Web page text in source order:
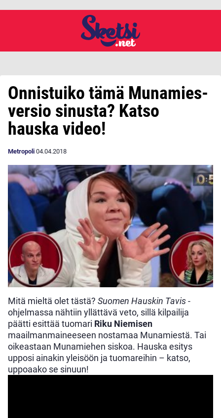
Onnistuiko tämä Munamies-
versio sinusta? Katso
hauska video!
Metropoli 04.04.2018
Mitä mieltä olet tästä? Suomen Hauskin Tavis-
ohjelmassa nähtiin yllättävä veto, sillä kilpailija
päätti esittää tuomari Riku Niemisen
maailmanmaineeseen nostamaa Munamiestä. Tai
oikeastaan Munamiehen siskoa. Hauska esitys
upposi ainakin yleisöön ja tuomareihin – katso,
uppoaako se sinuun!